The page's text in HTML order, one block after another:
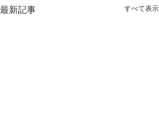
最新記事 すべて表示